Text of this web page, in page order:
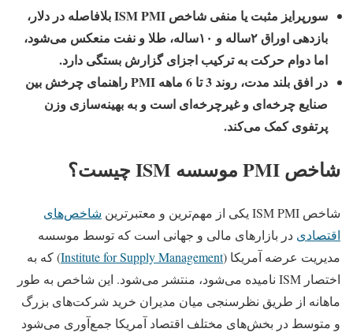
سورپرایز مثبت یا منفی شاخص ISM PMI بلافاصله در دلار،
بازدهی اوراق ۲ساله و ۱۰ساله، طلا و نفت منعکس می‌شود،
اما دوام حرکت به ترکیب اجزای گزارش بستگی دارد.
در افق بلند مدت، روند 3 تا 6 ماهه PMI راهنمای چرخش بین
صنایع چرخه‌ای و غیرچرخه‌ای است و به بهینه‌سازی وزن
پرتفوی کمک می‌کند.
شاخص PMI موسسه ISM چیست؟
شاخص ISM PMI یکی از مهم‌ترین و معتبرترین
شاخص‌های
اقتصادی در بازارهای مالی و جهانی است که توسط موسسه
مدیریت عرضه آمریکا (Institute for Supply Management) که به
اختصار ISM نامیده می‌شود، منتشر می‌شود. این شاخص به‌ طور
ماهانه از طریق نظرسنجی میان مدیران خرید شرکت‌های بزرگ
و متوسط در بخش‌های مختلف اقتصاد آمریکا جمع‌آوری می‌شود